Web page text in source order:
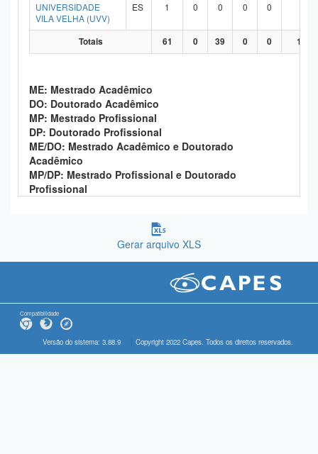
UNIVERSIDADE
VILA VELHA (UVV)
ES 1 0 0 0 0
Totais 61 0 39 0 0 19
ME: Mestrado Acadêmico
DO: Doutorado Acadêmico
MP: Mestrado Profissional
DP: Doutorado Profissional
ME/DO: Mestrado Acadêmico e Doutorado
Acadêmico
MP/DP: Mestrado Profissional e Doutorado
Profissional
Gerar arquivo XLS
Compatibilidade
Versão do sistema: 3.88.9 Copyright 2022 Capes. Todos os direitos reservados.